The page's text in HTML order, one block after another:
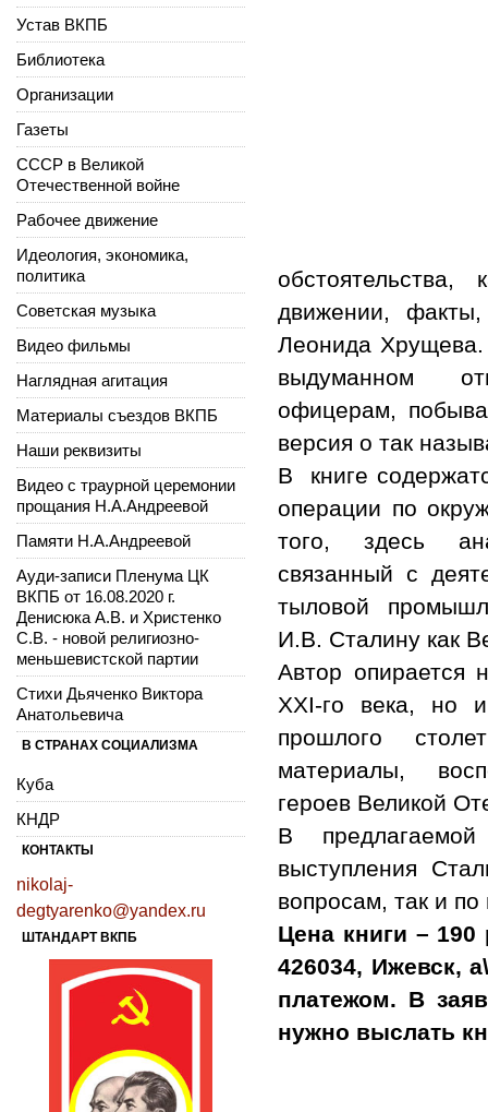
движении,
Леонида Хрущева.
выдуманном
офицерам,
версия о так
В книге
операции по
того, здесь
связанный с
тыловой
И.В. Сталину как
Автор опирается
XXI-го века, но
прошлого
материалы,
героев Великой
В
выступления
вопросам, так и
Цена книги –
426034, Ижевск,
платежом. В
нужно выслать
Устав ВКПБ
Библиотека
Организации
Газеты
СССР в Великой
Отечественной войне
Рабочее движение
Идеология, экономика,
политика
Советская музыка
Видео фильмы
Наглядная агитация
Материалы съездов ВКПБ
Наши реквизиты
Видео с траурной церемонии
прощания Н.А.Андреевой
Памяти Н.А.Андреевой
Ауди-записи Пленума ЦК
ВКПБ от 16.08.2020 г.
Денисюка А.В. и Христенко
С.В. - новой религиозно-
меньшевистской партии
Стихи Дьяченко Виктора
Анатольевича
В СТРАНАХ СОЦИАЛИЗМА
Куба
КНДР
КОНТАКТЫ
nikolaj-
degtyarenko@yandex.ru
ШТАНДАРТ ВКПБ